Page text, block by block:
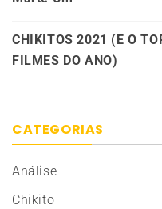
CHIKITOS 2021 (E O
FILMES DO ANO)
CATEGORIAS
Análise
Chikito